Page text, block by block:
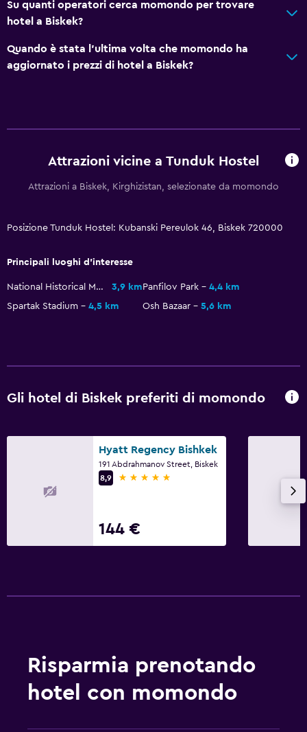
Ping pong
Servizi e comodità
Servizio noleggio auto
Cambio valuta in loco
Sportello escursioni
Bagno
Bagno condiviso
Doccia
Carta igienica
Bagno privato
Balcone
Stanza da letto
Divano-letto
Barra appendiabiti
Su quanti operatori cerca momondo per trovare
hotel a Biskek?
Quando è stata l'ultima volta che momondo ha
aggiornato i prezzi di hotel a Biskek?
Attrazioni vicine a Tunduk Hostel
Attrazioni a Biskek, Kirghizistan, selezionate da momondo
Posizione Tunduk Hostel: Kubanski Pereulok 46, Biskek 720000
Principali luoghi d'interesse
National Historical Museum 3,9 kmPanfilov Park
4,4 km
Spartak Stadium
4,5 km Osh Bazaar 5,6 km
Gli hotel di Biskek preferiti di momondo
Hyatt Regency Bishkek
191 Abdrahmanov Street, Biskek
8,9
5 stelle
144 €
Risparmia prenotando
hotel con momondo